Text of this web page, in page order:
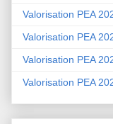
Valorisation PEA
Valorisation PEA
Valorisation PEA
Valorisation PEA